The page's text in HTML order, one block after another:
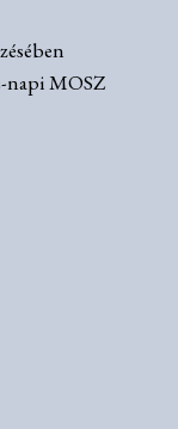
napi MOSZ